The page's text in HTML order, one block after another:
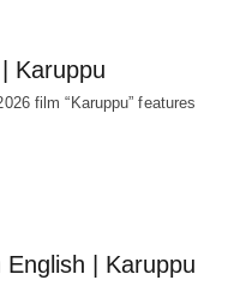
Karuppu
film “Karuppu” features
| Karuppu